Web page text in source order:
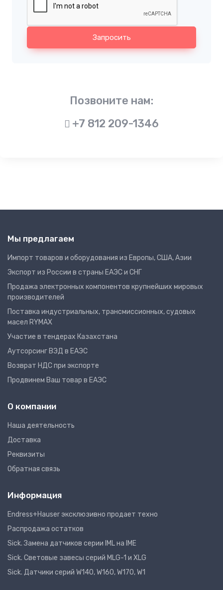
Запросить
Позвоните нам:
+7 812 209-1346
Мы предлагаем
Импорт товаров и оборудования из Европы, США, Азии
Экспорт из России в страны ЕАЭС и СНГ
Продажа электронных компонентов крупнейших мировых
производителей
Поставка индустриальных, трансмиссионных, судовых
масел RYMAX
Участие в тендерах Казахстана
Аутсорсинг ВЭД в ЕАЭС
Возврат НДС при экспорте
Продвинем Ваш товар в ЕАЭС
О компании
Наша деятельность
Доставка
Реквизиты
Обратная связь
Информация
Endress+Hauser эксклюзивно продает техно
Распродажа остатков
Sick. Замена датчиков серии IML на IME
Sick. Световые завесы серий MLG-1 и XLG
Sick. Датчики серий W140, W160, W170, W1